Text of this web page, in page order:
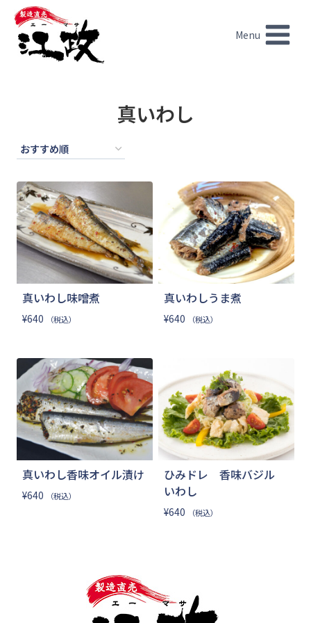
Menu
真いわし
真いわし味噌煮
¥640 （税込）
真いわしうま煮
¥640 （税込）
真いわし香味オイル漬け
¥640 （税込）
ひみドレ 香味バジル
いわし
¥640 （税込）